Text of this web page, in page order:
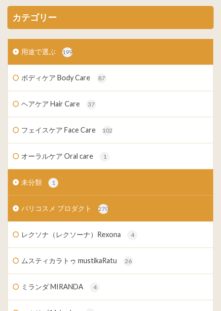
カテゴリー
用途で選ぶ 199
ボディケア Body Care 87
ヘアケア Hair Care 37
フェイスケア Face Care 102
オーラルケア Oral care 1
未分類 1
バリコスメ プロダクト 270
レクソナ（レクソーナ）Rexona 4
ムスティカラトゥ mustikaRatu 26
ミランダ MIRANDA 4